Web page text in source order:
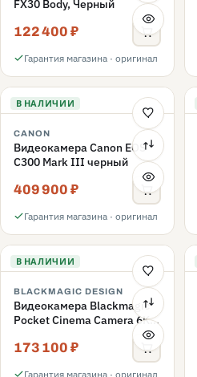
FX30 Body, Черный
122 400 ₽
Гарантия магазина · оригинал
В НАЛИЧИИ
CANON
Видеокамера Canon EOS
C300 Mark III черный
409 900 ₽
Гарантия магазина · оригинал
В НАЛИЧИИ
BLACKMAGIC DESIGN
Видеокамера Blackmagic
Pocket Cinema Camera 6K
173 100 ₽
Гарантия магазина · оригинал